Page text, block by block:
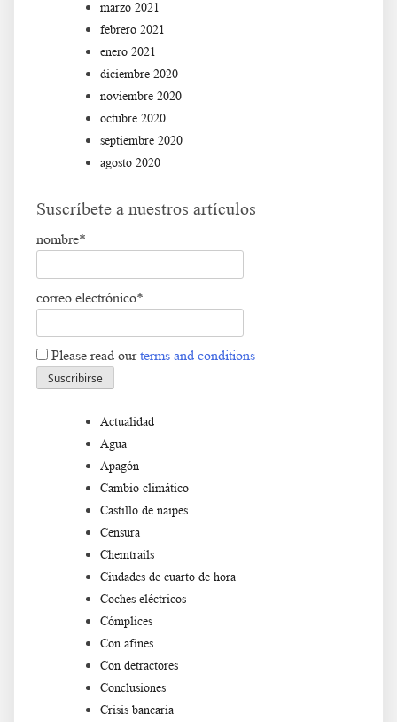
marzo 2021
febrero 2021
enero 2021
diciembre 2020
noviembre 2020
octubre 2020
septiembre 2020
agosto 2020
Suscríbete a nuestros artículos
nombre*
correo electrónico*
Please read ourterms and conditions
Actualidad
Agua
Apagón
Cambio climático
Castillo de naipes
Censura
Chemtrails
Ciudades de cuarto de hora
Coches eléctricos
Cómplices
Con afines
Con detractores
Conclusiones
Crisis bancaria